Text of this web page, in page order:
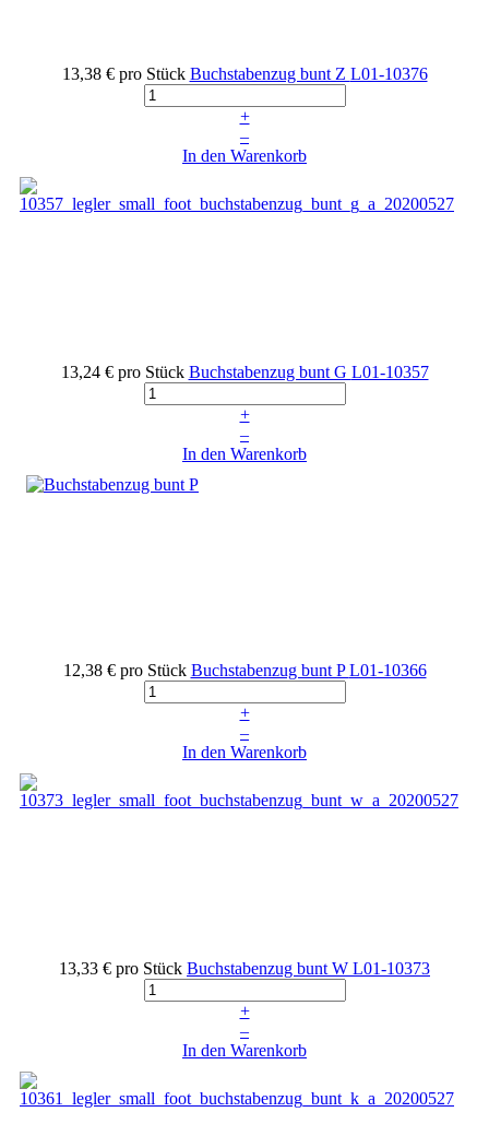
13,38 € pro Stück Buchstabenzug bunt Z L01-10376
+
–
In den Warenkorb
13,24 € pro Stück Buchstabenzug bunt G L01-10357
+
–
In den Warenkorb
12,38 € pro Stück Buchstabenzug bunt PL01-10366
+
–
In den Warenkorb
13,33 € pro Stück Buchstabenzug bunt W L01-10373
+
–
In den Warenkorb